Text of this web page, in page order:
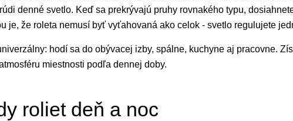
denné svetlo. Keď sa prekrývajú pruhy rovnakého typu,
je, že roleta nemusí byť vyťahovaná ako celok - svetlo regulujete
hodí sa do obývacej izby, spálne, kuchyne aj pracovne.
miestnosti podľa dennej doby.
roliet deň a noc